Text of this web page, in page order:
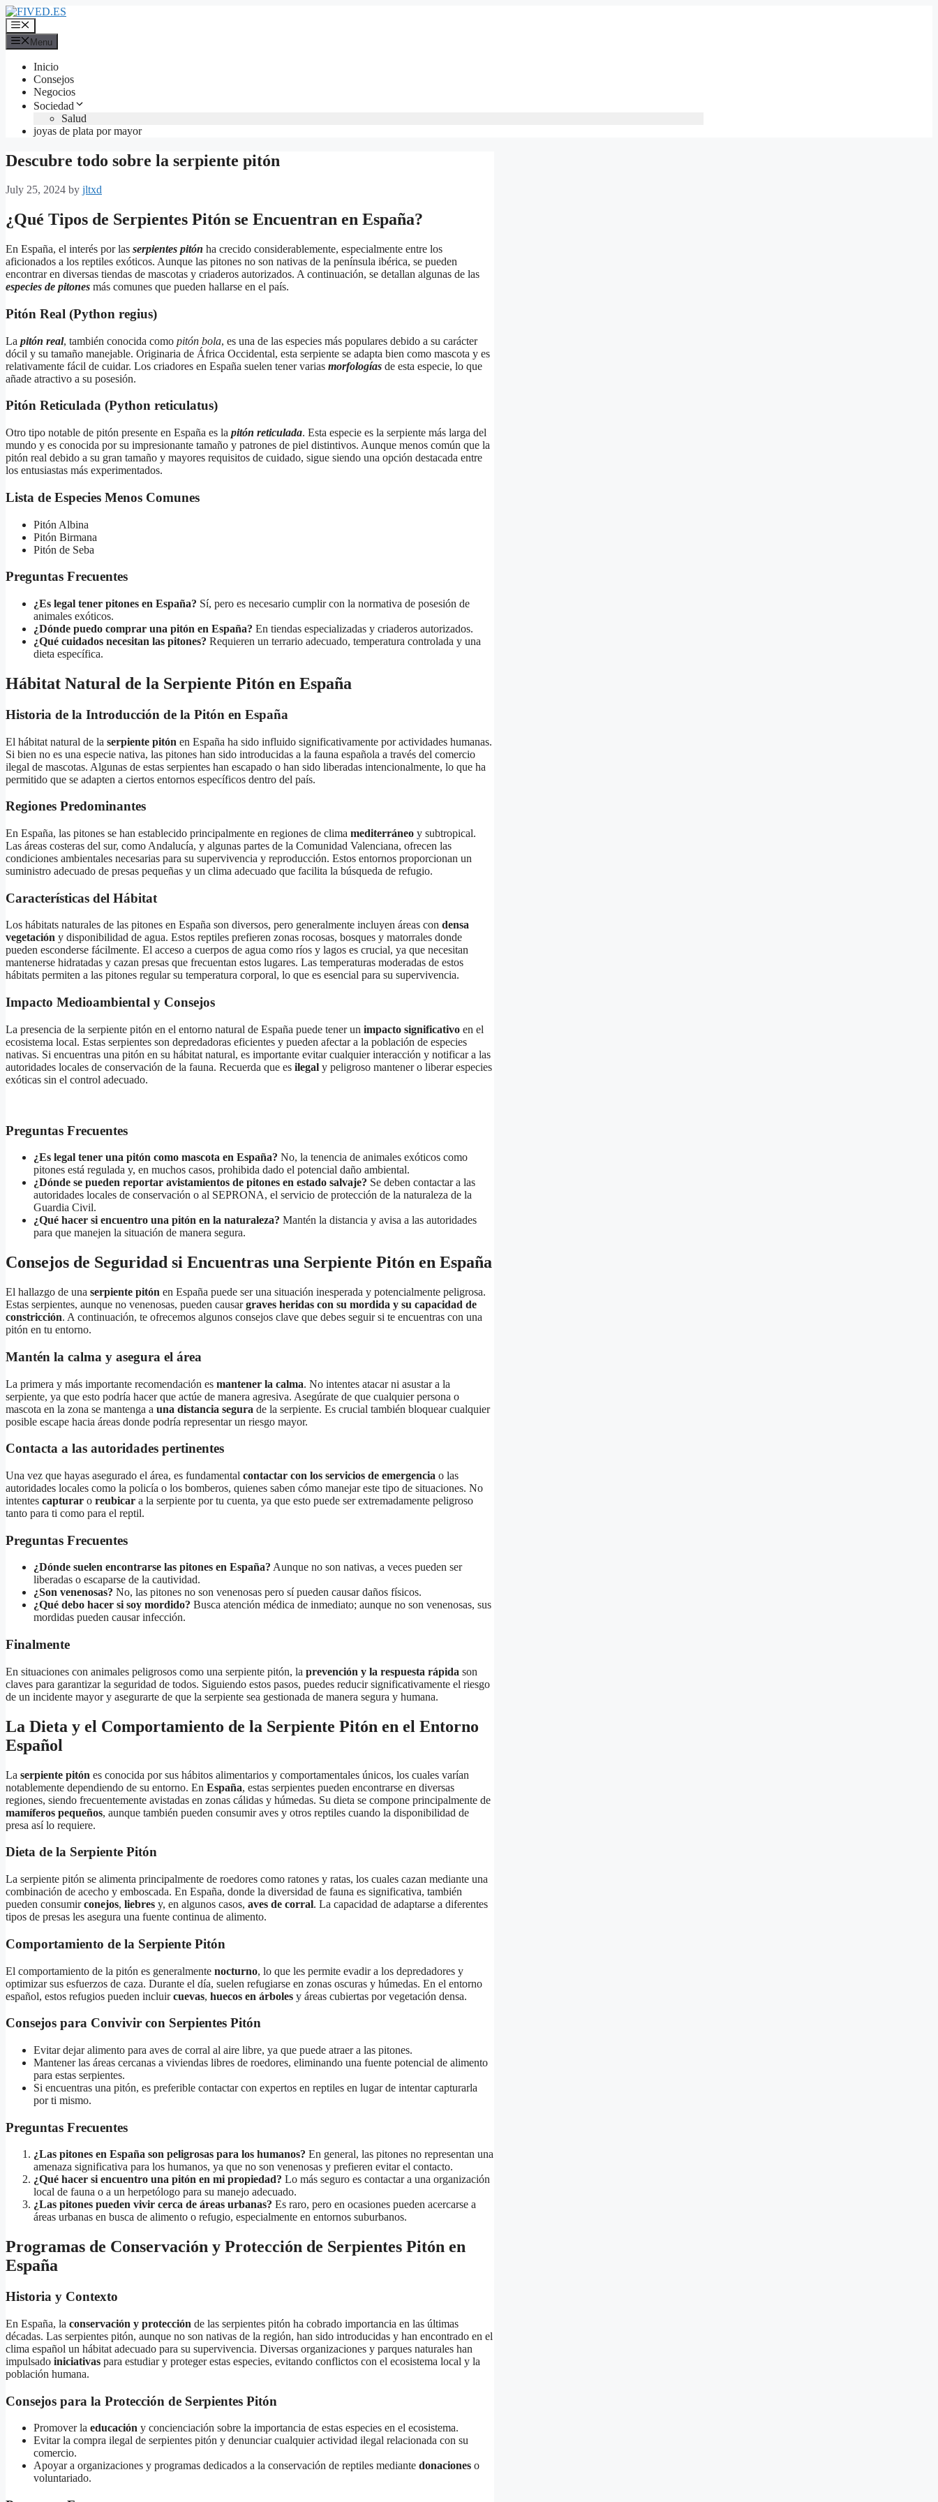
Skip
to
content
Menu
Menu
Inicio
Consejos
Negocios
Sociedad
Salud
joyas de plata por mayor
Descubre todo sobre la serpiente pitón
July 25, 2024 by jltxd
¿Qué Tipos de Serpientes Pitón se Encuentran en España?
En España, el interés por las serpientes pitón ha crecido considerablemente, especialmente entre los
aficionados a los reptiles exóticos. Aunque las pitones no son nativas de la península ibérica, se pueden
encontrar en diversas tiendas de mascotas y criaderos autorizados. A continuación, se detallan algunas de las
especies de pitones más comunes que pueden hallarse en el país.
Pitón Real (Python regius)
La pitón real, también conocida como pitón bola, es una de las especies más populares debido a su carácter
dócil y su tamaño manejable. Originaria de África Occidental, esta serpiente se adapta bien como mascota y es
relativamente fácil de cuidar. Los criadores en España suelen tener varias morfologías de esta especie, lo que
añade atractivo a su posesión.
Pitón Reticulada (Python reticulatus)
Otro tipo notable de pitón presente en España es la pitón reticulada. Esta especie es la serpiente más larga del
mundo y es conocida por su impresionante tamaño y patrones de piel distintivos. Aunque menos común que la
pitón real debido a su gran tamaño y mayores requisitos de cuidado, sigue siendo una opción destacada entre
los entusiastas más experimentados.
Lista de Especies Menos Comunes
Pitón Albina
Pitón Birmana
Pitón de Seba
Preguntas Frecuentes
¿Es legal tener pitones en España? Sí, pero es necesario cumplir con la normativa de posesión de
animales exóticos.
¿Dónde puedo comprar una pitón en España? En tiendas especializadas y criaderos autorizados.
¿Qué cuidados necesitan las pitones? Requieren un terrario adecuado, temperatura controlada y una
dieta específica.
Hábitat Natural de la Serpiente Pitón en España
Historia de la Introducción de la Pitón en España
El hábitat natural de la serpiente pitón en España ha sido influido significativamente por actividades humanas.
Si bien no es una especie nativa, las pitones han sido introducidas a la fauna española a través del comercio
ilegal de mascotas. Algunas de estas serpientes han escapado o han sido liberadas intencionalmente, lo que ha
permitido que se adapten a ciertos entornos específicos dentro del país.
Regiones Predominantes
En España, las pitones se han establecido principalmente en regiones de clima mediterráneo y subtropical.
Las áreas costeras del sur, como Andalucía, y algunas partes de la Comunidad Valenciana, ofrecen las
condiciones ambientales necesarias para su supervivencia y reproducción. Estos entornos proporcionan un
suministro adecuado de presas pequeñas y un clima adecuado que facilita la búsqueda de refugio.
Características del Hábitat
Los hábitats naturales de las pitones en España son diversos, pero generalmente incluyen áreas con densa
vegetación y disponibilidad de agua. Estos reptiles prefieren zonas rocosas, bosques y matorrales donde
pueden esconderse fácilmente. El acceso a cuerpos de agua como ríos y lagos es crucial, ya que necesitan
mantenerse hidratadas y cazan presas que frecuentan estos lugares. Las temperaturas moderadas de estos
hábitats permiten a las pitones regular su temperatura corporal, lo que es esencial para su supervivencia.
Impacto Medioambiental y Consejos
La presencia de la serpiente pitón en el entorno natural de España puede tener un impacto significativo en el
ecosistema local. Estas serpientes son depredadoras eficientes y pueden afectar a la población de especies
nativas. Si encuentras una pitón en su hábitat natural, es importante evitar cualquier interacción y notificar a las
autoridades locales de conservación de la fauna. Recuerda que es ilegal y peligroso mantener o liberar especies
exóticas sin el control adecuado.
Preguntas Frecuentes
¿Es legal tener una pitón como mascota en España? No, la tenencia de animales exóticos como
pitones está regulada y, en muchos casos, prohibida dado el potencial daño ambiental.
¿Dónde se pueden reportar avistamientos de pitones en estado salvaje? Se deben contactar a las
autoridades locales de conservación o al SEPRONA, el servicio de protección de la naturaleza de la
Guardia Civil.
¿Qué hacer si encuentro una pitón en la naturaleza? Mantén la distancia y avisa a las autoridades
para que manejen la situación de manera segura.
Consejos de Seguridad si Encuentras una Serpiente Pitón en España
El hallazgo de una serpiente pitón en España puede ser una situación inesperada y potencialmente peligrosa.
Estas serpientes, aunque no venenosas, pueden causargraves heridas con su mordida y su capacidad de
constricción. A continuación, te ofrecemos algunos consejos clave que debes seguir si te encuentras con una
pitón en tu entorno.
Mantén la calma y asegura el área
La primera y más importante recomendación es mantener la calma. No intentes atacar ni asustar a la
serpiente, ya que esto podría hacer que actúe de manera agresiva. Asegúrate de que cualquier persona o
mascota en la zona se mantenga a una distancia segura de la serpiente. Es crucial también bloquear cualquier
posible escape hacia áreas donde podría representar un riesgo mayor.
Contacta a las autoridades pertinentes
Una vez que hayas asegurado el área, es fundamental contactar con los servicios de emergencia o las
autoridades locales como la policía o los bomberos, quienes saben cómo manejar este tipo de situaciones. No
intentes capturar o reubicar a la serpiente por tu cuenta, ya que esto puede ser extremadamente peligroso
tanto para ti como para el reptil.
Preguntas Frecuentes
¿Dónde suelen encontrarse las pitones en España? Aunque no son nativas, a veces pueden ser
liberadas o escaparse de la cautividad.
¿Son venenosas? No, las pitones no son venenosas pero sí pueden causar daños físicos.
¿Qué debo hacer si soy mordido? Busca atención médica de inmediato; aunque no son venenosas, sus
mordidas pueden causar infección.
Finalmente
En situaciones con animales peligrosos como una serpiente pitón, la prevención y la respuesta rápida son
claves para garantizar la seguridad de todos. Siguiendo estos pasos, puedes reducir significativamente el riesgo
de un incidente mayor y asegurarte de que la serpiente sea gestionada de manera segura y humana.
La Dieta y el Comportamiento de la Serpiente Pitón en el Entorno
Español
La serpiente pitón es conocida por sus hábitos alimentarios y comportamentales únicos, los cuales varían
notablemente dependiendo de su entorno. En España, estas serpientes pueden encontrarse en diversas
regiones, siendo frecuentemente avistadas en zonas cálidas y húmedas. Su dieta se compone principalmente de
mamíferos pequeños, aunque también pueden consumir aves y otros reptiles cuando la disponibilidad de
presa así lo requiere.
Dieta de la Serpiente Pitón
La serpiente pitón se alimenta principalmente de roedores como ratones y ratas, los cuales cazan mediante una
combinación de acecho y emboscada. En España, donde la diversidad de fauna es significativa, también
pueden consumirconejos, liebres y, en algunos casos, aves de corral. La capacidad de adaptarse a diferentes
tipos de presas les asegura una fuente continua de alimento.
Comportamiento de la Serpiente Pitón
El comportamiento de la pitón es generalmente nocturno, lo que les permite evadir a los depredadores y
optimizar sus esfuerzos de caza. Durante el día, suelen refugiarse en zonas oscuras y húmedas. En el entorno
español, estos refugios pueden incluircuevas, huecos en árboles y áreas cubiertas por vegetación densa.
Consejos para Convivir con Serpientes Pitón
Evitar dejar alimento para aves de corral al aire libre, ya que puede atraer a las pitones.
Mantener las áreas cercanas a viviendas libres de roedores, eliminando una fuente potencial de alimento
para estas serpientes.
Si encuentras una pitón, es preferible contactar con expertos en reptiles en lugar de intentar capturarla
por ti mismo.
Preguntas Frecuentes
¿Las pitones en España son peligrosas para los humanos? En general, las pitones no representan una
amenaza significativa para los humanos, ya que no son venenosas y prefieren evitar el contacto.
¿Qué hacer si encuentro una pitón en mi propiedad? Lo más seguro es contactar a una organización
local de fauna o a un herpetólogo para su manejo adecuado.
¿Las pitones pueden vivir cerca de áreas urbanas? Es raro, pero en ocasiones pueden acercarse a
áreas urbanas en busca de alimento o refugio, especialmente en entornos suburbanos.
Programas de Conservación y Protección de Serpientes Pitón en
España
Historia y Contexto
En España, la conservación y protección de las serpientes pitón ha cobrado importancia en las últimas
décadas. Las serpientes pitón, aunque no son nativas de la región, han sido introducidas y han encontrado en el
clima español un hábitat adecuado para su supervivencia. Diversas organizaciones y parques naturales han
impulsado iniciativas para estudiar y proteger estas especies, evitando conflictos con el ecosistema local y la
población humana.
Consejos para la Protección de Serpientes Pitón
Promover la educación y concienciación sobre la importancia de estas especies en el ecosistema.
Evitar la compra ilegal de serpientes pitón y denunciar cualquier actividad ilegal relacionada con su
comercio.
Apoyar a organizaciones y programas dedicados a la conservación de reptiles mediante donaciones o
voluntariado.